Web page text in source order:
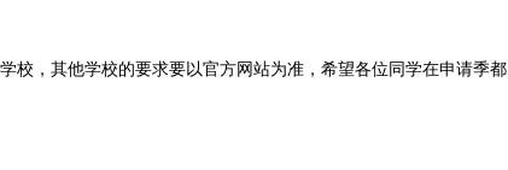
，其他学校的要求要以官方网站为准，希望各位同学在申请季都